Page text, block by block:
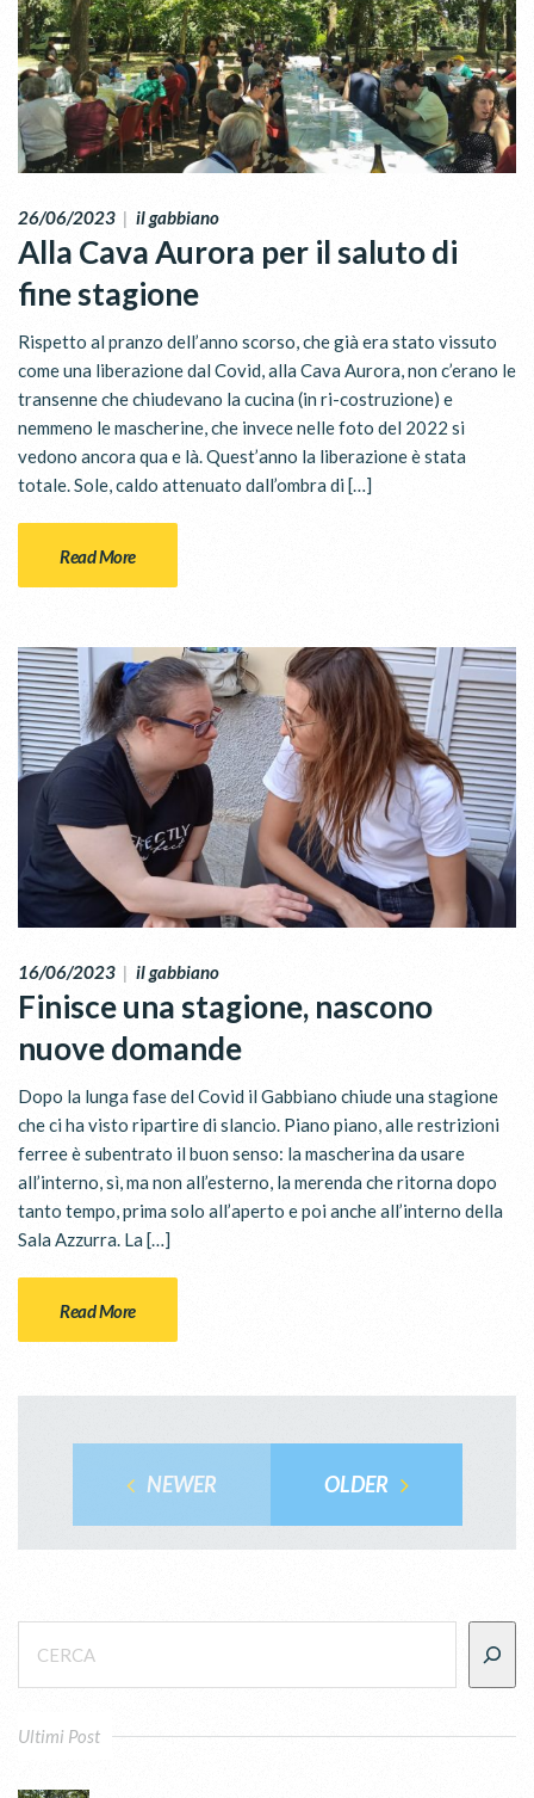
26/06/2023 | il gabbiano
Alla Cava Aurora per il saluto di
fine stagione
Rispetto al pranzo dell’anno scorso, che già era stato vissuto
come una liberazione dal Covid, alla Cava Aurora, non c’erano le
transenne che chiudevano la cucina (in ri-costruzione) e
nemmeno le mascherine, che invece nelle foto del 2022 si
vedono ancora qua e là. Quest’anno la liberazione è stata
totale. Sole, caldo attenuato dall’ombra di […]
Read More
16/06/2023 | il gabbiano
Finisce una stagione, nascono
nuove domande
Dopo la lunga fase del Covid il Gabbiano chiude una stagione
che ci ha visto ripartire di slancio. Piano piano, alle restrizioni
ferree è subentrato il buon senso: la mascherina da usare
all’interno, sì, ma non all’esterno, la merenda che ritorna dopo
tanto tempo, prima solo all’aperto e poi anche all’interno della
Sala Azzurra. La […]
Read More
NEWER OLDER
Ultimi Post